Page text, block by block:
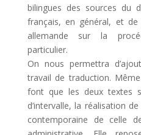
bilingues des sources du
français, en général, et
allemande sur la
particulier.
On nous permettra
travail de traduction.
font que les deux textes
d’intervalle, la réalisation
contemporaine de celle